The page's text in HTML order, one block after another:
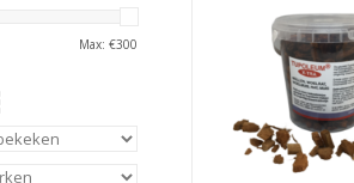
Max: €300
woelmuizen,
mollen uit het gazon.
en ratten op
TOEVOEGEN AAN